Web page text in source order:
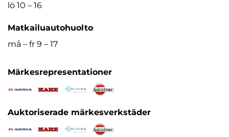
lö 10 – 16
Matkailuautohuolto
må – fr 9 – 17
Märkesrepresentationer
Auktoriserade märkesverkstäder